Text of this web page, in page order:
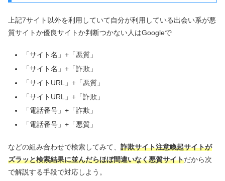
上記7サイト以外を利用していて自分が利用している出会い系が悪
質サイトか優良サイトか判断つかない人はGoogleで
「サイト名」+「悪質」
「サイト名」+「詐欺」
「サイトURL」+「悪質」
「サイトURL」+「詐欺」
「電話番号」+「詐欺」
「電話番号」+「悪質」
などの組み合わせで検索してみて、 詐欺サイト注意喚起サイトが
ズラッと検索結果に並んだらほぼ間違いなく悪質サイトだから次
で解説する手段で対応しよう。